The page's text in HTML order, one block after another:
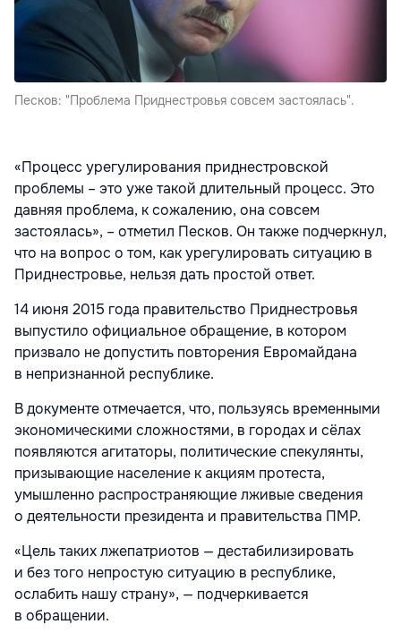
Песков: "Проблема Приднестровья совсем застоялась".
«Процесс урегулирования приднестровской
проблемы – это уже такой длительный процесс. Это
давняя проблема, к сожалению, она совсем
застоялась», – отметил Песков. Он также подчеркнул,
что на вопрос о том, как урегулировать ситуацию в
Приднестровье, нельзя дать простой ответ.
14 июня 2015 года правительство Приднестровья
выпустило официальное обращение, в котором
призвало не допустить повторения Евромайдана
в непризнанной республике.
В документе отмечается, что, пользуясь временными
экономическими сложностями, в городах и сёлах
появляются агитаторы, политические спекулянты,
призывающие население к акциям протеста,
умышленно распространяющие лживые сведения
о деятельности президента и правительства ПМР.
«Цель таких лжепатриотов — дестабилизировать
и без того непростую ситуацию в республике,
ослабить нашу страну», — подчеркивается
в обращении.